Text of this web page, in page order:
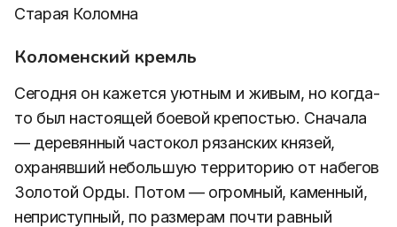
Старая Коломна
Коломенский кремль
Сегодня он кажется уютным и живым, но когда-
то был настоящей боевой крепостью. Сначала
— деревянный частокол рязанских князей,
охранявший небольшую территорию от набегов